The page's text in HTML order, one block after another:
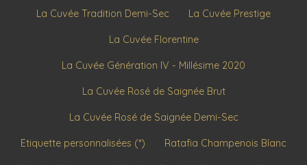
La Cuvée Tradition Demi-Sec La Cuvée Prestige
La Cuvée Florentine
La Cuvée Génération IV - Millésime 2020
La Cuvée Rosé de Saignée Brut
La Cuvée Rosé de Saignée Demi-Sec
Etiquette personnalisées (*) Ratafia Champenois Blanc